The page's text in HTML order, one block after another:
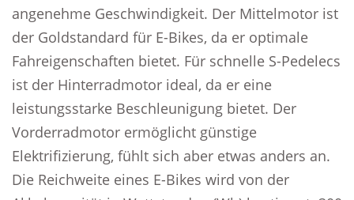
angenehme Geschwindigkeit. Der Mittelmotor ist
der Goldstandard für E-Bikes, da er optimale
Fahreigenschaften bietet. Für schnelle S-Pedelecs
ist der Hinterradmotor ideal, da er eine
leistungsstarke Beschleunigung bietet. Der
Vorderradmotor ermöglicht günstige
Elektrifizierung, fühlt sich aber etwas anders an.
Die Reichweite eines E-Bikes wird von der